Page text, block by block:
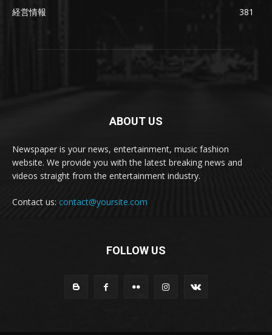
経営情報
381
ABOUT US
Newspaper is your news, entertainment, music fashion
website. We provide you with the latest breaking news and
videos straight from the entertainment industry.
Contact us: contact@yoursite.com
FOLLOW US